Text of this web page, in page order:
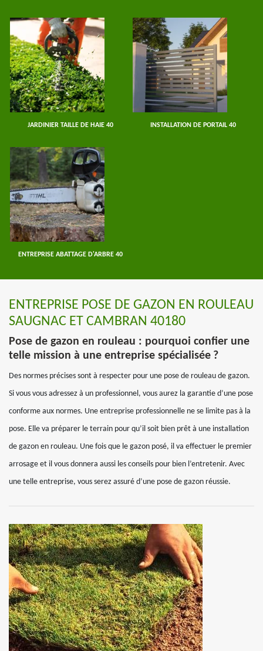
JARDINIER TAILLE DE HAIE 40 INSTALLATION DE PORTAIL 40
ENTREPRISE ABATTAGE D'ARBRE 40
ENTREPRISE POSE DE GAZON EN ROULEAU
SAUGNAC ET CAMBRAN 40180
Pose de gazon en rouleau : pourquoi confier une
telle mission à une entreprise spécialisée ?
Des normes précises sont à respecter pour une pose de rouleau de gazon.
Si vous vous adressez à un professionnel, vous aurez la garantie d’une pose
conforme aux normes. Une entreprise professionnelle ne se limite pas à la
pose. Elle va préparer le terrain pour qu’il soit bien prêt à une installation
de gazon en rouleau. Une fois que le gazon posé, il va effectuer le premier
arrosage et il vous donnera aussi les conseils pour bien l’entretenir. Avec
une telle entreprise, vous serez assuré d’une pose de gazon réussie.